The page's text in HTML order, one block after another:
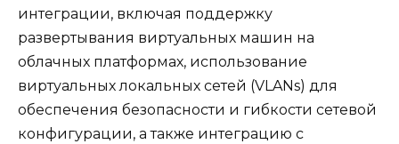
интеграции, включая поддержку
развертывания виртуальных машин на
облачных платформах, использование
виртуальных локальных сетей (VLANs) для
обеспечения безопасности и гибкости сетевой
конфигурации, а также интеграцию с